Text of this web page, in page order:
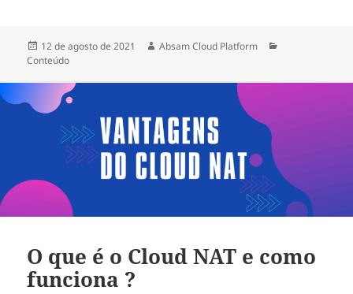
Publicado
em
12 de agosto de 2021 Autor
Absam Cloud Platform
Conteúdo
O que é o Cloud NAT e como
funciona ?